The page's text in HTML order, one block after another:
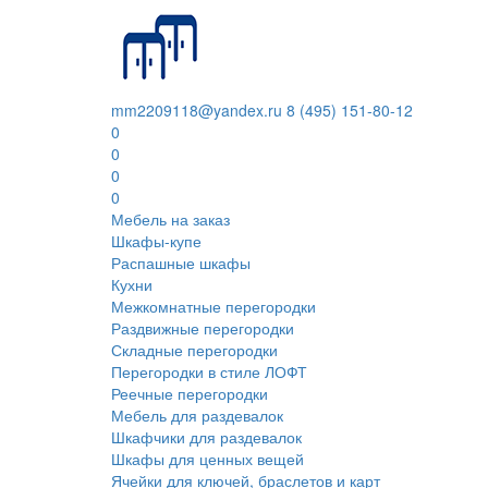
mm2209118@yandex.ru 8 (495) 151-80-12
0
0
0
0
Мебель на заказ
Шкафы-купе
Распашные шкафы
Кухни
Межкомнатные перегородки
Раздвижные перегородки
Складные перегородки
Перегородки в стиле ЛОФТ
Реечные перегородки
Мебель для раздевалок
Шкафчики для раздевалок
Шкафы для ценных вещей
Ячейки для ключей, браслетов и карт